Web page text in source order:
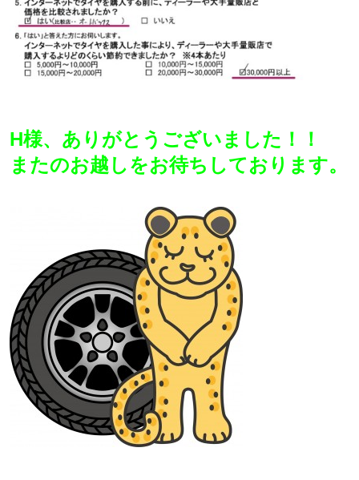
H様、ありがとうございました！！
またのお越しをお待ちしております。